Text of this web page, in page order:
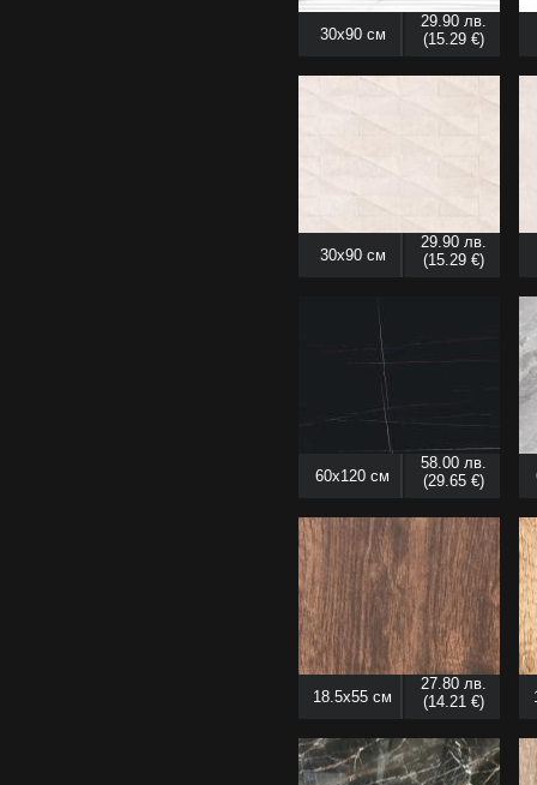
30x90 см
29.90 лв.
(15.29 €)
30x90 см
29.90 лв.
(15.29 €)
60x120 см
58.00 лв.
(29.65 €)
18.5x55 см
27.80 лв.
(14.21 €)